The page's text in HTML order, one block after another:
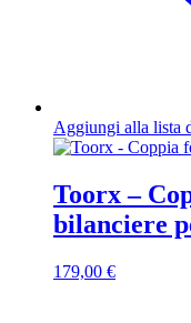
Aggiungi alla lista
Toorx –
bilanciere
179,00 €